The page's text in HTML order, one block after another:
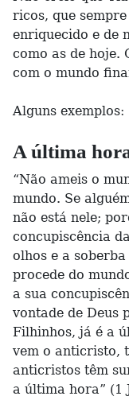
ricos, que
enriquecido e de
como as de hoje.
com o mundo
Alguns exemplos:
A última
“Não ameis o
mundo. Se
não está nele;
concupiscência
olhos e a
procede do
a sua
vontade de Deus
Filhinhos, já é a
vem o anticristo,
anticristos têm
a última hora” (1